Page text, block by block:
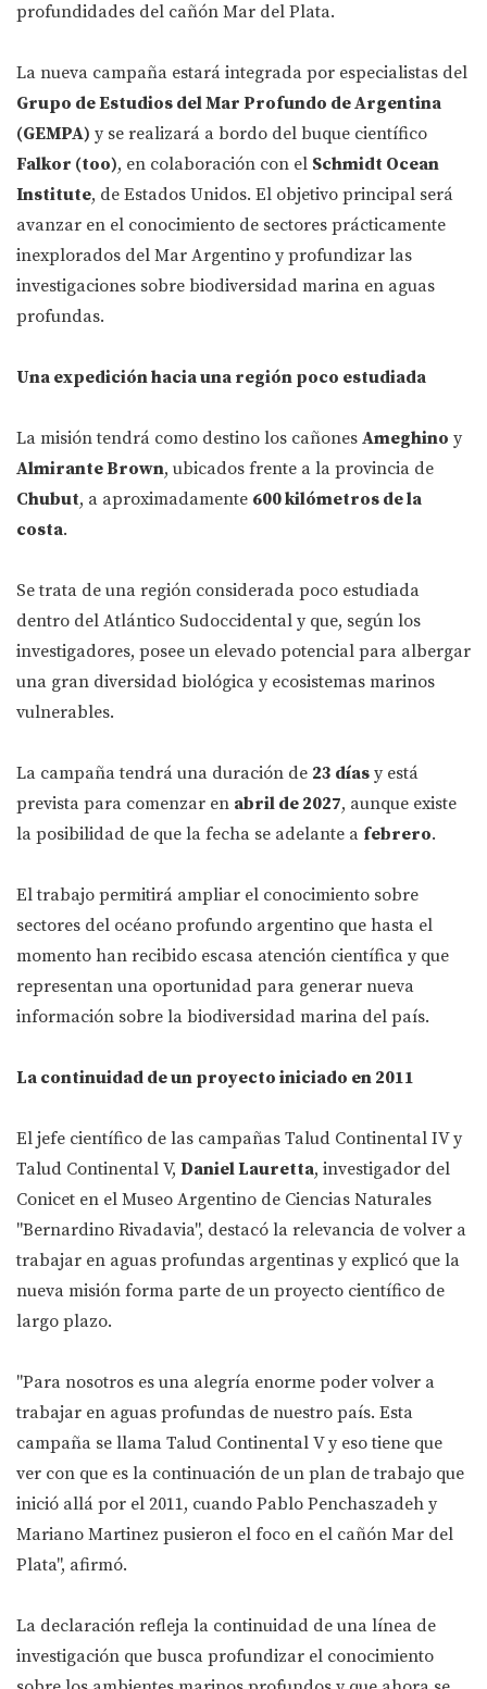
profundidades del cañón Mar del Plata.
La nueva campaña estará integrada por especialistas del
Grupo de Estudios del Mar Profundo de Argentina
(GEMPA) y se realizará a bordo del buque científico
Falkor (too), en colaboración con el Schmidt Ocean
Institute, de Estados Unidos. El objetivo principal será
avanzar en el conocimiento de sectores prácticamente
inexplorados del Mar Argentino y profundizar las
investigaciones sobre biodiversidad marina en aguas
profundas.
Una expedición hacia una región poco estudiada
La misión tendrá como destino los cañones Ameghino y
Almirante Brown, ubicados frente a la provincia de
Chubut, a aproximadamente 600 kilómetros de la
costa.
Se trata de una región considerada poco estudiada
dentro del Atlántico Sudoccidental y que, según los
investigadores, posee un elevado potencial para albergar
una gran diversidad biológica y ecosistemas marinos
vulnerables.
La campaña tendrá una duración de 23 días y está
prevista para comenzar en abril de 2027, aunque existe
la posibilidad de que la fecha se adelante a febrero.
El trabajo permitirá ampliar el conocimiento sobre
sectores del océano profundo argentino que hasta el
momento han recibido escasa atención científica y que
representan una oportunidad para generar nueva
información sobre la biodiversidad marina del país.
La continuidad de un proyecto iniciado en 2011
El jefe científico de las campañas Talud Continental IV y
Talud Continental V, Daniel Lauretta, investigador del
Conicet en el Museo Argentino de Ciencias Naturales
"Bernardino Rivadavia", destacó la relevancia de volver a
trabajar en aguas profundas argentinas y explicó que la
nueva misión forma parte de un proyecto científico de
largo plazo.
"Para nosotros es una alegría enorme poder volver a
trabajar en aguas profundas de nuestro país. Esta
campaña se llama Talud Continental V y eso tiene que
ver con que es la continuación de un plan de trabajo que
inició allá por el 2011, cuando Pablo Penchaszadeh y
Mariano Martinez pusieron el foco en el cañón Mar del
Plata", afirmó.
La declaración refleja la continuidad de una línea de
investigación que busca profundizar el conocimiento